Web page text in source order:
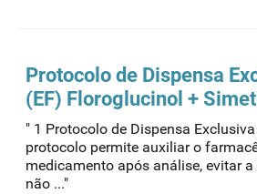
Protocolo de Dispensa
(EF) Floroglucinol +
" 1 Protocolo de Dispensa
protocolo permite auxiliar o
medicamento após análise, evitar
não ..."